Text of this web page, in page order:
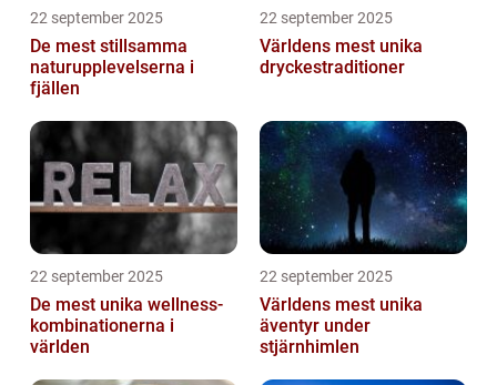
22 september 2025
De mest stillsamma
naturupplevelserna i
fjällen
22 september 2025
Världens mest unika
dryckestraditioner
22 september 2025
De mest unika wellness-
kombinationerna i
världen
22 september 2025
Världens mest unika
äventyr under
stjärnhimlen